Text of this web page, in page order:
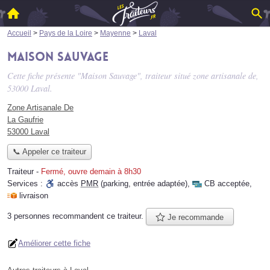
Accueil > Pays de la Loire > Mayenne > Laval
Maison Sauvage
Cette fiche présente "Maison Sauvage", traiteur situé zone artisanale de,
53000 Laval.
Zone Artisanale De
La Gaufrie
53000 Laval
📞 Appeler ce traiteur
Traiteur - Fermé, ouvre demain à 8h30
Services :
accès PMR (parking, entrée adaptée), CB acceptée,
livraison
3 personnes recommandent ce traiteur. Je recommande
Améliorer cette fiche